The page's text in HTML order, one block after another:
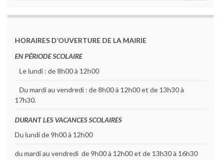
HORAIRES D’OUVERTURE DE LA MAIRIE
EN PÉRIODE SCOLAIRE
Le lundi : de 8h00 à 12h00
Du mardi au vendredi : de 8h00 à 12h00 et de 13h30 à
17h30.
DURANT LES VACANCES SCOLAIRES
Du lundi de 9h00 à 12h00
du mardi au vendredi de 9h00 à 12h00 et de 13h30 à 16h30